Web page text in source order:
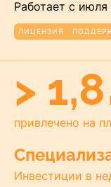
Работает с
ЛИЦЕНЗИЯ
> 1,8
привлечено на
Инвестиции в